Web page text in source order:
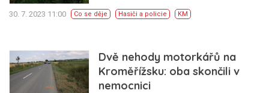
30. 7. 2023 11:00 Co se děje Hasiči a policie KM
Dvě nehody motorkářů na
Kroměřížsku: oba skončili v
nemocnici